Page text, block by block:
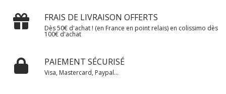
FRAIS DE LIVRAISON OFFERTS
Dès 50€ d'achat ! (en France en point relais) en colissimo dès
100€ d'achat
PAIEMENT SÉCURISÉ
Visa, Mastercard, Paypal...